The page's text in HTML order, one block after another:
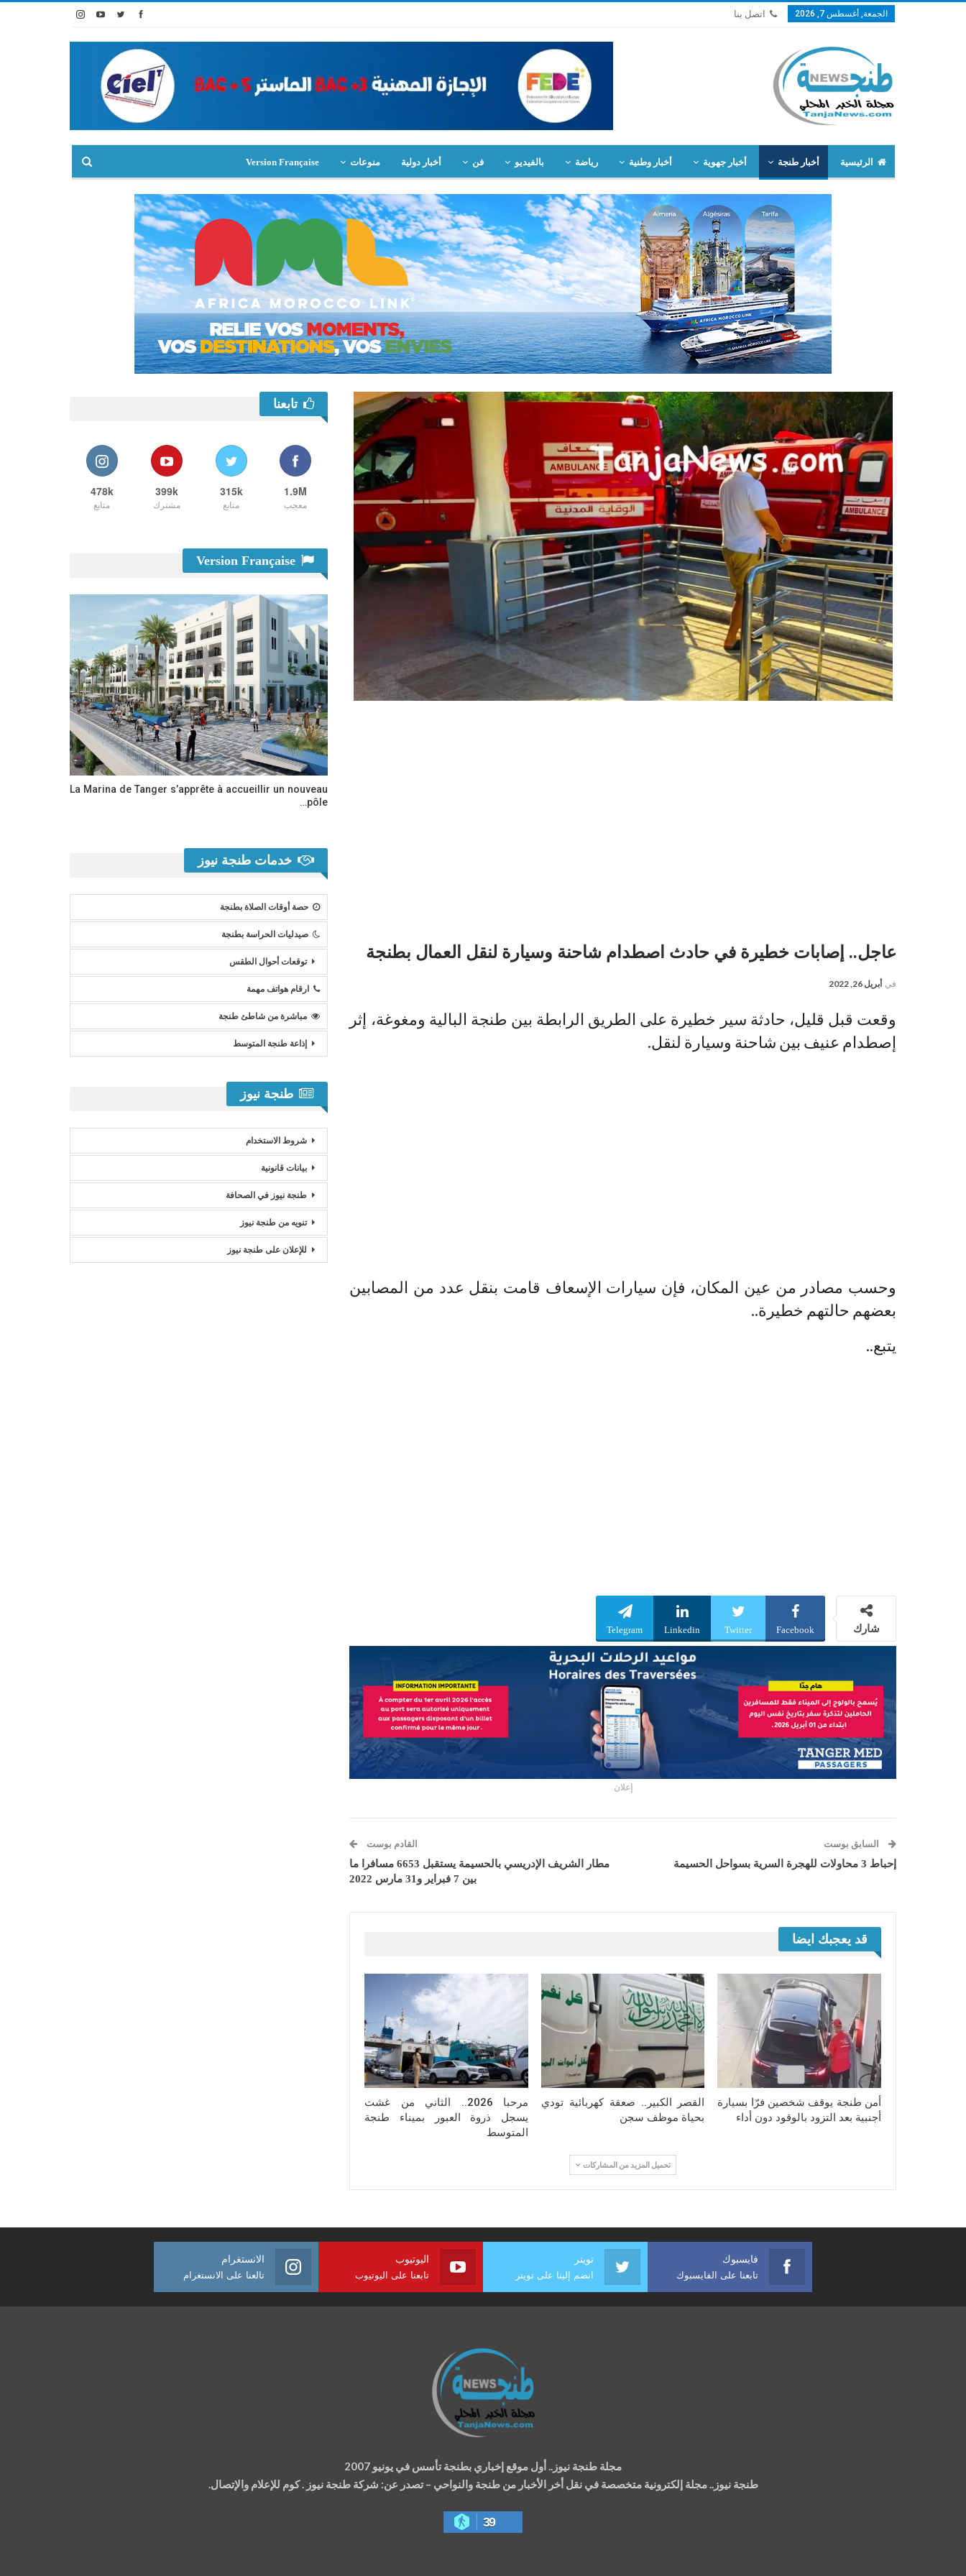
الجمعة, أغسطس 7, 2026 اتصل بنا
الرئيسية أخبار طنجة أخبار جهوية أخبار وطنية رياضة بالفيديو فن أخبار دولية منوعات Version Française
عاجل.. إصابات خطيرة في حادث اصطدام شاحنة وسيارة لنقل العمال بطنجة
في أبريل 26, 2022
وقعت قبل قليل، حادثة سير خطيرة على الطريق الرابطة بين طنجة البالية ومغوغة، إثر
إصطدام عنيف بين شاحنة وسيارة لنقل.
وحسب مصادر من عين المكان، فإن سيارات الإسعاف قامت بنقل عدد من المصابين
بعضهم حالتهم خطيرة..
يتبع..
شارك Facebook
Twitter
Linkedin
Telegram
إعلان
السابق بوست
إحباط 3 محاولات للهجرة السرية بسواحل الحسيمة
القادم بوست
مطار الشريف الإدريسي بالحسيمة يستقبل 6653 مسافرا ما
بين 7 فبراير و31 مارس 2022
قد يعجبك ايضا
أمن طنجة يوقف شخصين فرّا بسيارة
أجنبية بعد التزود بالوقود دون أداء
القصر الكبير.. صعقة كهربائية تودي
بحياة موظف سجن
مرحبا 2026.. الثاني من غشت
يسجل ذروة العبور بميناء طنجة
المتوسط
تحميل المزيد من المشاركات
تابعنا
1.9M
معجب
315k
متابع
399k
مشترك
478k
متابع
La Marina de Tanger s’apprête à accueillir un nouveau
pôle…
خدمات طنجة نيوز
حصة أوقات الصلاة بطنجة
صيدليات الحراسة بطنجة
توقعات أحوال الطقس
ارقام هواتف مهمة
مباشرة من شاطئ طنجة
إذاعة طنجة المتوسط
طنجة نيوز
شروط الاستخدام
بيانات قانونية
طنجة نيوز في الصحافة
تنويه من طنجة نيوز
للإعلان على طنجة نيوز
فايسبوك
تابعنا على الفايسبوك
تويتر
انضم إلينا على تويتر
اليوتيوب
تابعنا على اليوتيوب
الانستغرام
تالعنا على الانستغرام
مجلة طنجة نيوز.. أول موقع إخباري بطنجة تأسس في يونيو 2007
طنجة نيوز.. مجلة إلكترونية متخصصة في نقل أخر الأخبار من طنجة والنواحي – تصدر عن: شركة طنجة نيوز . كوم للإعلام والإتصال.
39